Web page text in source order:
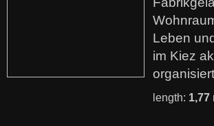
Leben
im Kiez
length: 1,77